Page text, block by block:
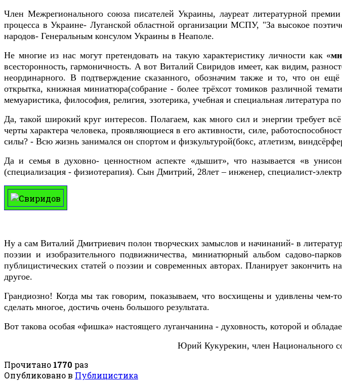
Член Межрегионального союза писателей Украины, лауреат литературной
процесса в Украине- Луганской областной организации МСПУ, "За высокое
народов- Генеральным консулом Украины в Неаполе.
Не многие из нас могут претендовать на такую характеристику личности как «
всесторонность, гармоничность. А вот Виталий Свиридов имеет, как видим,
неординарного. В подтверждение сказанного, обозначим также и то, что он
открытка, книжная миниатюра(собрание - более трёхсот томиков различной
мемуаристика, философия, религия, эзотерика, учебная и специальная литература
Да, такой широкий круг интересов. Полагаем, как много сил и энергии требует
черты характера человека, проявляющиеся в его активности, силе,
силы? - Всю жизнь занимался он спортом и физкультурой(бокс, атлетизм,
Да и семья в духовно- ценностном аспекте «дышит», что называется «в
(специализация - физиотерапия). Сын Дмитрий, 28лет – инженер, специалист-
Ну а сам Виталий Дмитриевич полон творческих замыслов и начинаний- в
поэзии и изобразительного подвижничества, миниатюрный альбом садово-
публицистических статей о поэзии и современных авторах. Планирует
другое.
Грандиозно! Когда мы так говорим, показываем, что восхищены и удивлены чем-
сделать многое, достичь очень большого результата.
Вот такова особая «фишка» настоящего луганчанина - духовность, которой и
Юрий Кукурекин, член Национального
Прочитано 1770 раз
Опубликовано в Публицистика